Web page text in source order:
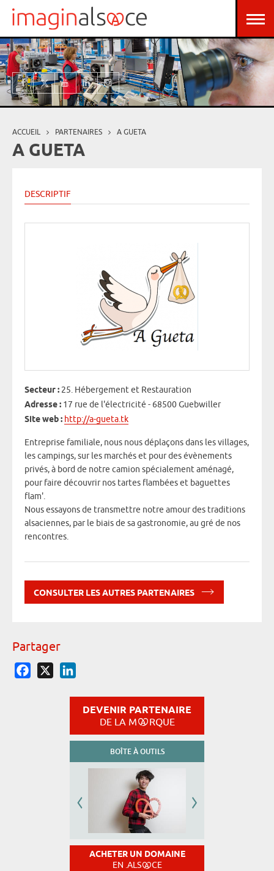
Aller au contenu principal
Vous êtes ici
ACCUEIL PARTENAIRES A GUETA
A GUETA
DESCRIPTIF
Secteur : 25. Hébergement et Restauration
Adresse : 17 rue de l'électricité - 68500 Guebwiller
Site web : http://a-gueta.tk
Entreprise familiale, nous nous déplaçons dans les villages,
les campings, sur les marchés et pour des évènements
privés, à bord de notre camion spécialement aménagé,
pour faire découvrir nos tartes flambées et baguettes
flam'.
Nous essayons de transmettre notre amour des traditions
alsaciennes, par le biais de sa gastronomie, au gré de nos
rencontres.
CONSULTER LES AUTRES PARTENAIRES
Partager
Facebook
DEVENIR PARTENAIRE
DE LA M RQUE
BOÎTE À OUTILS
ACHETER UN DOMAINE
EN .ALS CE
Panneau de gestion des cookies